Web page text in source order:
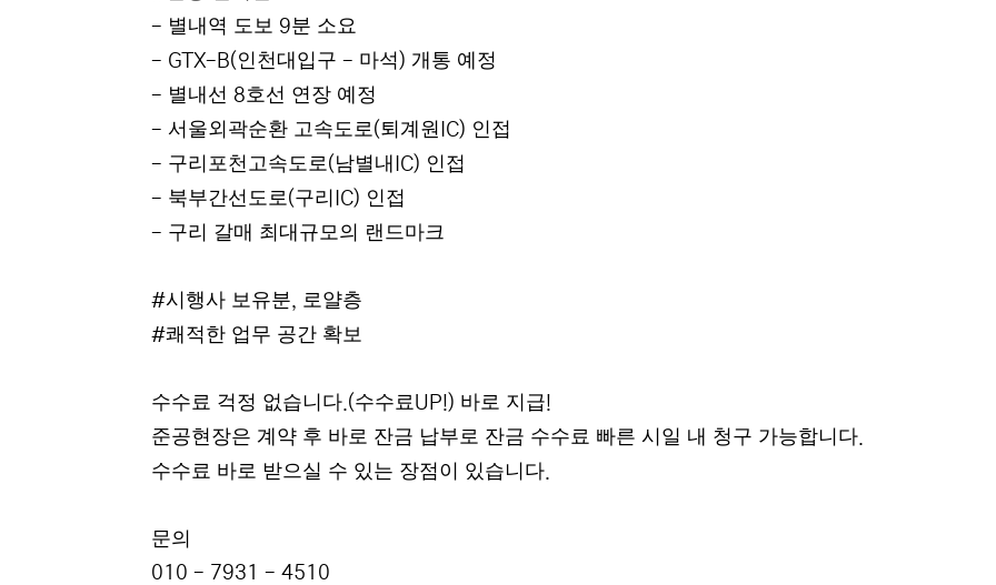
- 별내역 도보 9분 소요
- GTX-B( 인천대입구 - 마석) 개통 예정
- 별내선 8호선 연장 예정
- 서울외곽순환 고속도로(퇴계원 IC) 인접
- 구리포천고속도로( 남별내 IC) 인접
- 북부간선도로(구리 IC) 인접
- 구리 갈매 최대규모의 랜드마크
#시행사 보유분, 로얄층
#쾌적한 업무 공간 확보
수수료 걱정 없습니다.(수수료UP!) 바로 지급!
준공현장은 계약 후 바로 잔금 납부로 잔금 수수료 빠른 시일 내 청구 가능합니다.
수수료 바로 받으실 수 있는 장점이 있습니다.
문의
010 - 7931 - 4510